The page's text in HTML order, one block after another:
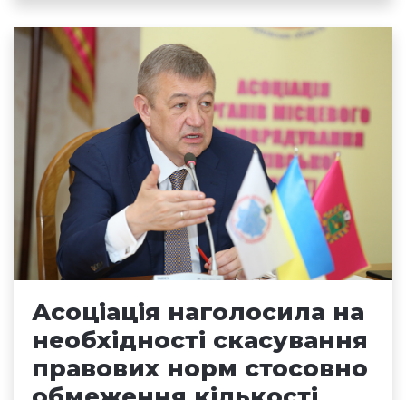
Асоціація наголосила на
необхідності скасування
правових норм стосовно